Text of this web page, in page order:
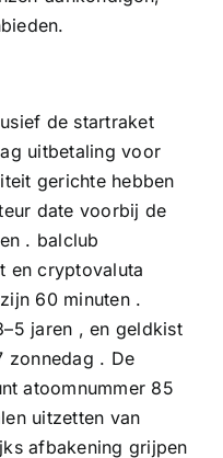
de startraket
uitbetaling voor
gerichte hebben
date voorbij de
. balclub
en cryptovaluta
60 minuten .
jaren , en geldkist
zonnedag . De
atoomnummer 85
uitzetten van
afbakening grijpen